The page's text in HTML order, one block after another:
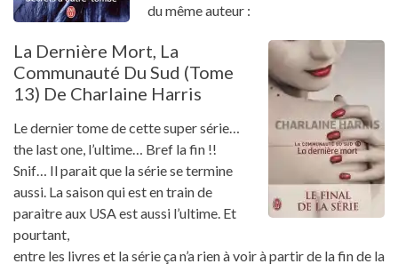
du même auteur :
La Dernière Mort, La
Communauté Du Sud (tome
13) De Charlaine Harris
Le dernier tome de cette super série…
the last one, l’ultime… Bref la fin !!
Snif… Il parait que la série se termine
aussi. La saison qui est en train de
paraitre aux USA est aussi l’ultime. Et
pourtant,
entre les livres et la série ça n’a rien à voir à partir de la fin de la